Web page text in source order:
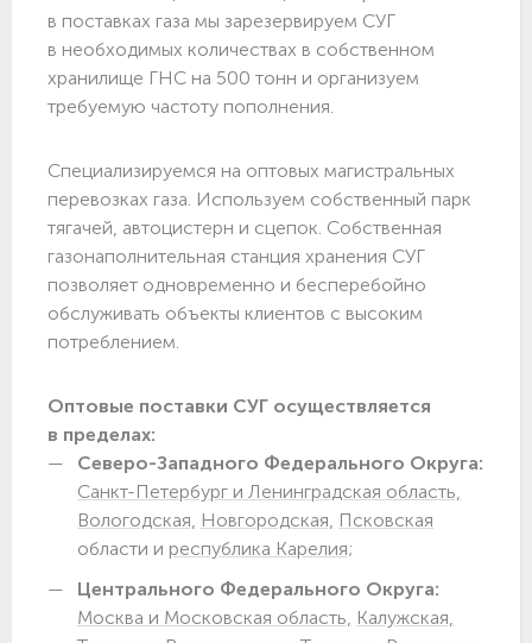
в поставках газа мы зарезервируем СУГ
в необходимых количествах в собственном
хранилище ГНС на 500 тонн и организуем
требуемую частоту пополнения.
Специализируемся на оптовых магистральных
перевозках газа. Используем собственный парк
тягачей, автоцистерн и сцепок. Собственная
газонаполнительная станция хранения СУГ
позволяет одновременно и бесперебойно
обслуживать объекты клиентов с высоким
потреблением.
Оптовые поставки СУГ осуществляется
в пределах:
Северо-Западного Федерального Округа:
Санкт-Петербург и Ленинградская область,
Вологодская, Новгородская, Псковская
области и республика Карелия;
Центрального Федерального Округа:
Москва и Московская область, Калужская,